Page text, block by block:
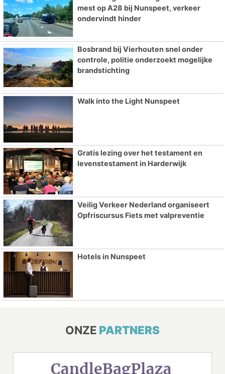
mest op A28 bij Nunspeet, verkeer
ondervindt hinder
Bosbrand bij Vierhouten snel onder
controle, politie onderzoekt mogelijke
brandstichting
Walk into the Light Nunspeet
Gratis lezing over het testament en
levenstestament in Harderwijk
Veilig Verkeer Nederland organiseert
Opfriscursus Fiets met valpreventie
Hotels in Nunspeet
ONZE PARTNERS